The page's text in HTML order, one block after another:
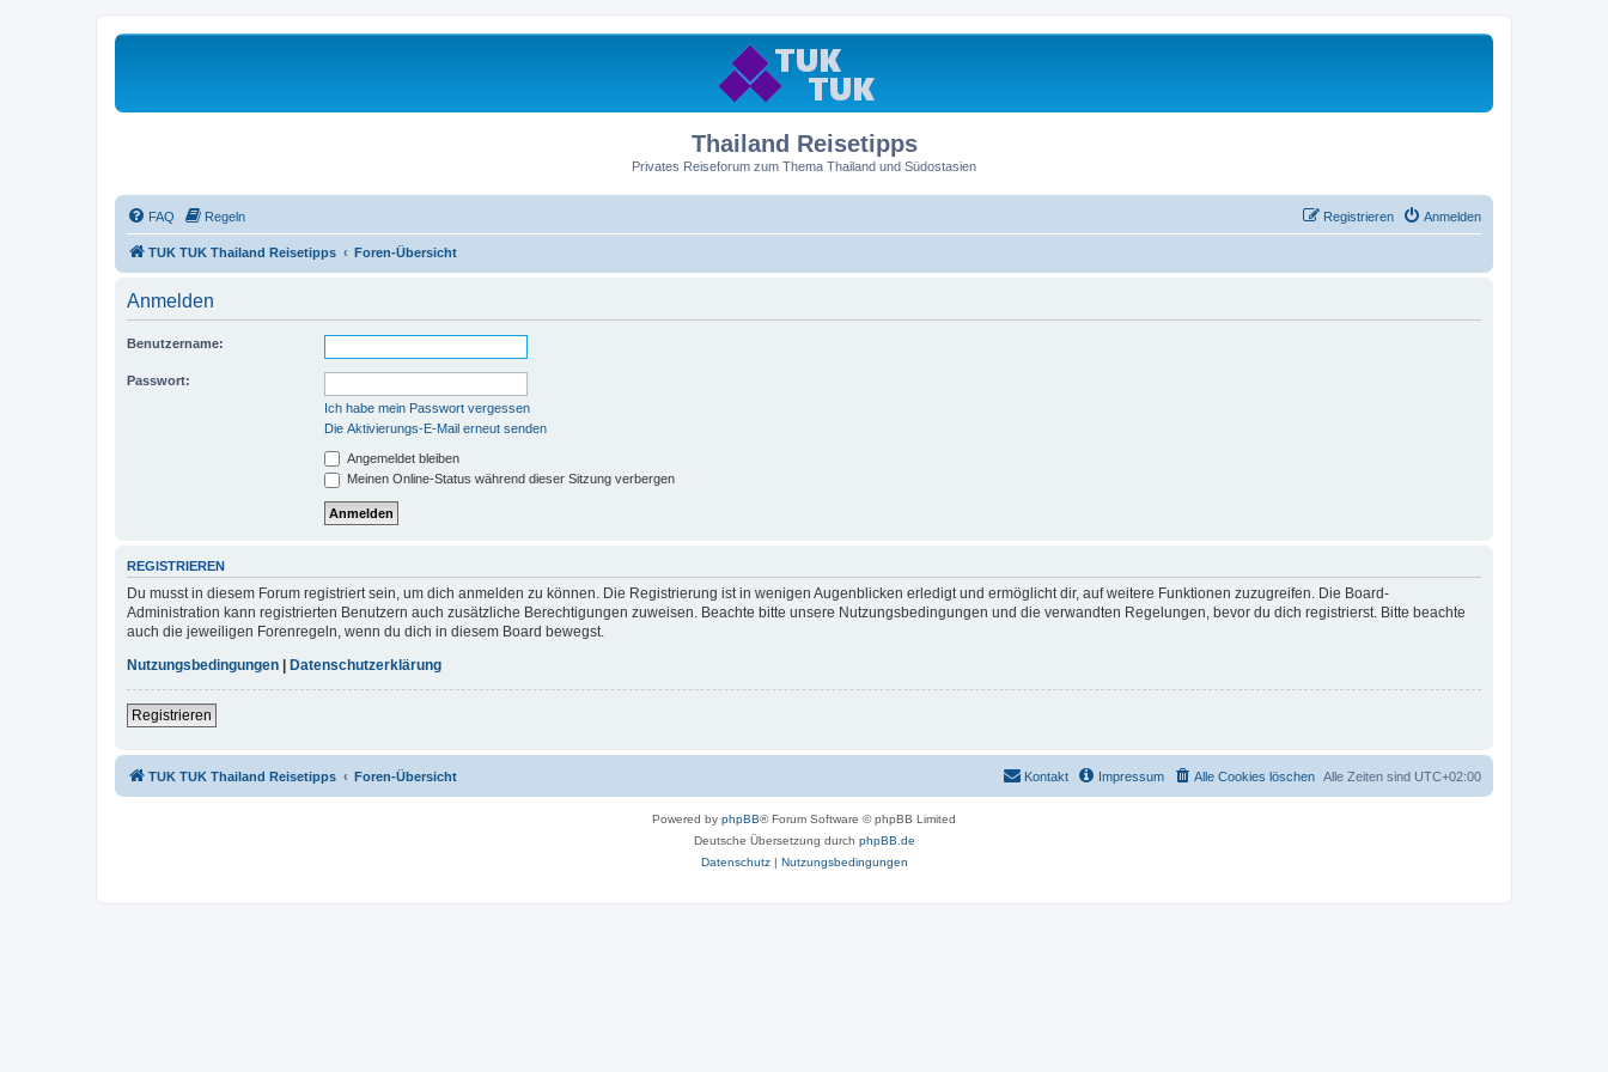
Thailand Reisetipps
Privates Reiseforum zum Thema Thailand und Südostasien
FAQ Regeln Anmelden
Registrieren
TUK TUK Thailand Reisetipps Foren-Übersicht
Anmelden
Benutzername:
Passwort:
Ich habe mein Passwort vergessen
Die Aktivierungs-E-Mail erneut senden
Angemeldet bleiben
Meinen Online-Status während dieser Sitzung verbergen
REGISTRIEREN
Du musst in diesem Forum registriert sein, um dich anmelden zu können. Die Registrierung ist in wenigen Augenblicken erledigt und ermöglicht dir, auf weitere Funktionen zuzugreifen. Die Board-
Administration kann registrierten Benutzern auch zusätzliche Berechtigungen zuweisen. Beachte bitte unsere Nutzungsbedingungen und die verwandten Regelungen, bevor du dich registrierst. Bitte beachte
auch die jeweiligen Forenregeln, wenn du dich in diesem Board bewegst.
Nutzungsbedingungen
Datenschutzerklärung
Registrieren
TUK TUK Thailand Reisetipps Foren-Übersicht Alle Zeiten sind UTC+02:00
Alle Cookies löschen
Impressum
Kontakt
Powered by phpBB® Forum Software © phpBB Limited
Deutsche Übersetzung durch phpBB.de
Datenschutz| Nutzungsbedingungen